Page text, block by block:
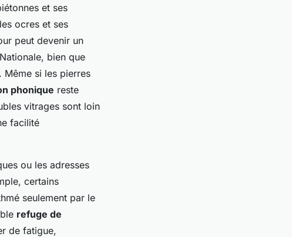
et ses
ocres et ses
peut devenir un
bien que
Même si les pierres
phonique reste
vitrages sont loin
facilité
ou les adresses
certains
seulement par le
refuge de
de fatigue,